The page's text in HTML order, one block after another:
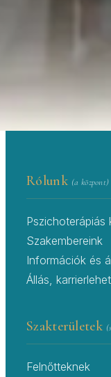
Központ — 20
Rólunk (a központ)
Szakembereink
Információk és
Állás,
Szakterületek
Felnőtteknek